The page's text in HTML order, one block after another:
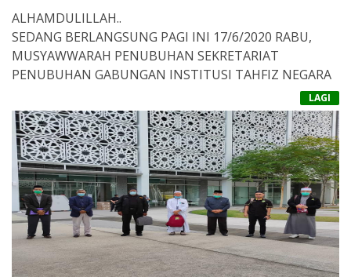
ALHAMDULILLAH..
SEDANG BERLANGSUNG PAGI INI 17/6/2020 RABU,
MUSYAWWARAH PENUBUHAN SEKRETARIAT
PENUBUHAN GABUNGAN INSTITUSI TAHFIZ NEGARA
& FINAL SOP PEMBUKAAN MAAHAD TAHFIZ SWASTA
DI MA'AHAD AN-NOER.
TAHNIAH DIUCAPKAN KEPADA KETUA PENYELARAS
TAHFIZ ADDIN ALFADHIL USTAZ MOHAMED DHIA'
ADDIN BIN MOHAMED ZAIN KERANA TERPILIH
MEWAKILI PERSATUAN MADRASAH TAHFIZ MALAYSIA
(PERMATA) DALAM PERBINCANGAN TERSEBUT.
LAGI